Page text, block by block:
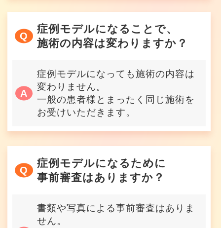
症例モデルになることで、
施術の内容は変わりますか？
症例モデルになっても施術の内容は
変わりません。
一般の患者様とまったく同じ施術を
お受けいただきます。
症例モデルになるために
事前審査はありますか？
書類や写真による事前審査はありま
せん。